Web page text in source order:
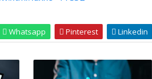
Whatsapp Pinterest Linkedin